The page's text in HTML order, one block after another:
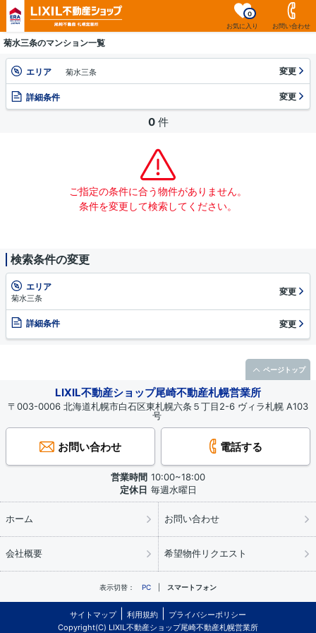
お気に入り
0
お問い合わせ
菊水三条のマンション一覧
エリア 菊水三条 変更
詳細条件 変更
0 件
ご指定の条件に合う物件がありません。
条件を変更して検索してください。
検索条件の変更
エリア
菊水三条
変更
詳細条件 変更
LIXIL不動産ショップ尾崎不動産札幌営業所
〒003-0006 北海道札幌市白石区東札幌六条５丁目2-6 ヴィラ札幌 A103
号
お問い合わせ 電話する
営業時間 10:00~18:00
定休日 毎週水曜日
ホーム お問い合わせ
会社概要 希望物件リクエスト
表示切替： PC スマートフォン
サイトマップ 利用規約
プライバシーポリシー
Copyright(C) LIXIL不動産ショップ尾崎不動産札幌営業所
ページトップ